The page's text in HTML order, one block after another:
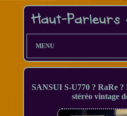
MENU
SANSUI S-U770 ? RaRe
stéréo vintage